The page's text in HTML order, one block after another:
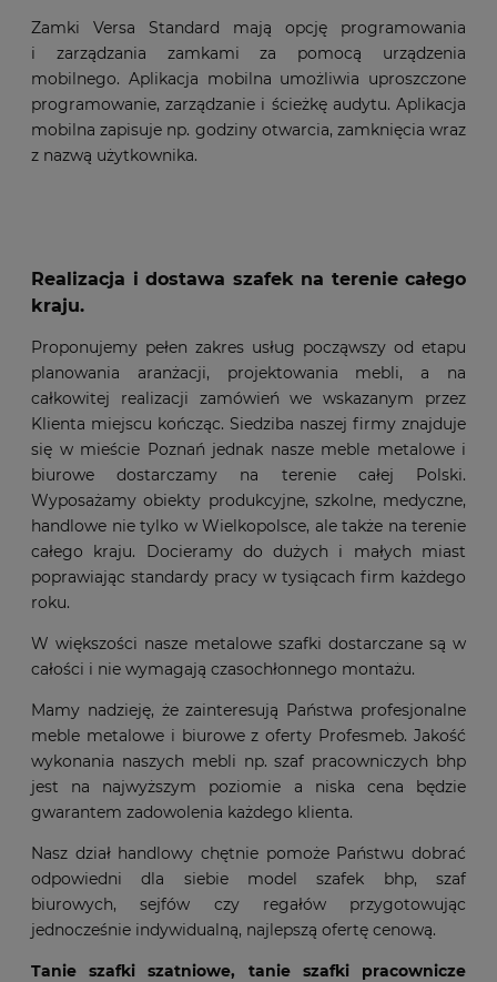
Zamki Versa Standard mają opcję programowania
i zarządzania zamkami za pomocą urządzenia
mobilnego. Aplikacja mobilna umożliwia uproszczone
programowanie, zarządzanie i ścieżkę audytu. Aplikacja
mobilna zapisuje np. godziny otwarcia, zamknięcia wraz
z nazwą użytkownika.
Realizacja i dostawa szafek na terenie całego
kraju.
Proponujemy pełen zakres usług począwszy od etapu
planowania aranżacji, projektowania mebli, a na
całkowitej realizacji zamówień we wskazanym przez
Klienta miejscu kończąc. Siedziba naszej firmy znajduje
się w mieście Poznań jednak nasze meble metalowe i
biurowe dostarczamy na terenie całej Polski.
Wyposażamy obiekty produkcyjne, szkolne, medyczne,
handlowe nie tylko w Wielkopolsce, ale także na terenie
całego kraju. Docieramy do dużych i małych miast
poprawiając standardy pracy w tysiącach firm każdego
roku.
W większości nasze metalowe szafki dostarczane są w
całości i nie wymagają czasochłonnego montażu.
Mamy nadzieję, że zainteresują Państwa profesjonalne
meble metalowe i biurowe z oferty Profesmeb. Jakość
wykonania naszych mebli np. szaf pracowniczych bhp
jest na najwyższym poziomie a niska cena będzie
gwarantem zadowolenia każdego klienta.
Nasz dział handlowy chętnie pomoże Państwu dobrać
odpowiedni dla siebie model szafek bhp, szaf
biurowych, sejfów czy regałów przygotowując
jednocześnie indywidualną, najlepszą ofertę cenową.
Tanie szafki szatniowe, tanie szafki pracownicze